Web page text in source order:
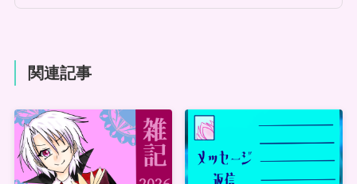
関連記事